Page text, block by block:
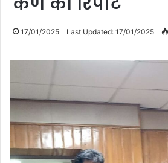
17/01/2025 Last Updated: 17/01/2025